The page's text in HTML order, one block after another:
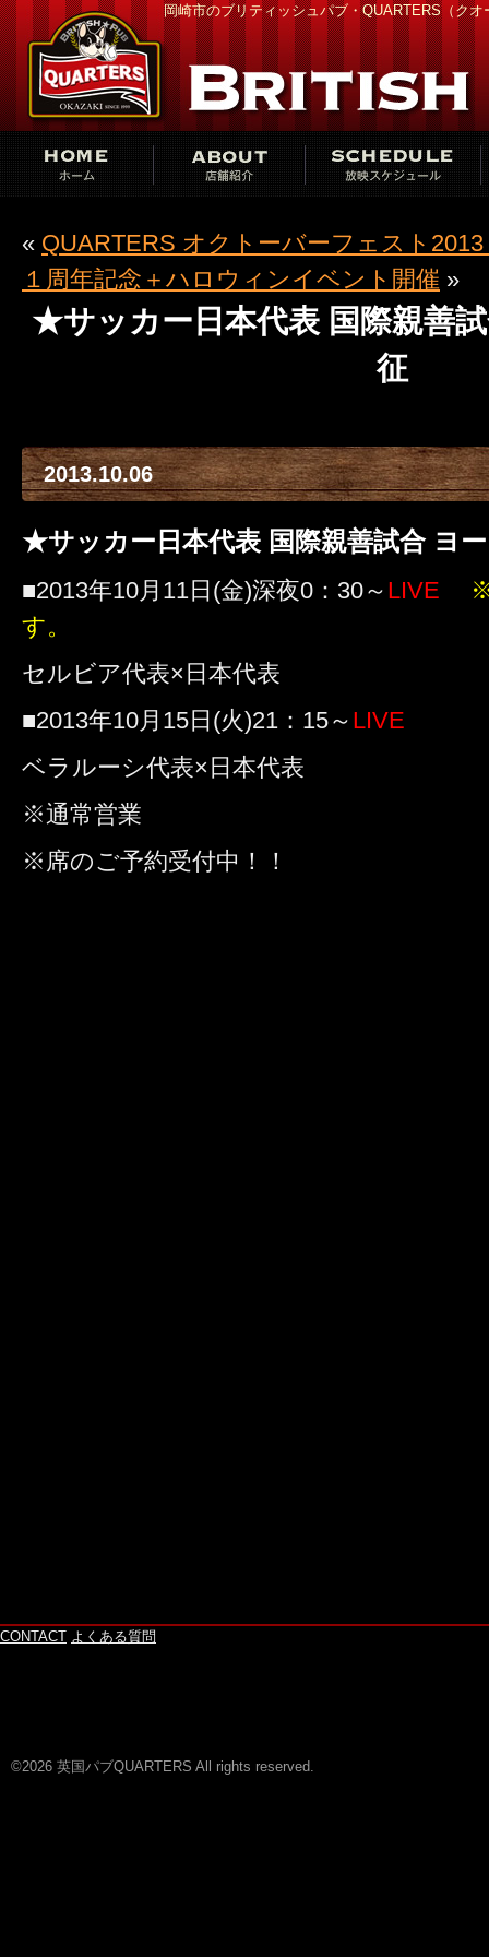
岡崎市のブリティッシュパブ・QUARTERS（クオ
« QUARTERS オクトーバーフェスト
１周年記念＋ハロウィンイベント開催 »
★サッカー日本代表 国際親善
征
2013.10.06
★サッカー日本代表 国際親善試合 ヨ
■2013年10月11日(金)深夜0：30～ LIVE
す。
セルビア代表×日本代表
■2013年10月15日(火)21：15～ LIVE
ベラルーシ代表×日本代表
※通常営業
※席のご予約受付中！！
CONTACT よくある質問
©2026 英国パブQUARTERS All rights reserved.